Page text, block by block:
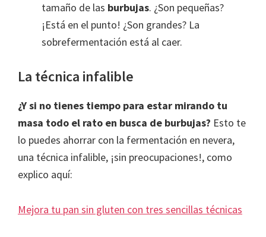
tamaño de las burbujas. ¿Son pequeñas?
¡Está en el punto! ¿Son grandes? La
sobrefermentación está al caer.
La técnica infalible
¿Y si no tienes tiempo para estar mirando tu
masa todo el rato en busca de burbujas? Esto te
lo puedes ahorrar con la fermentación en nevera,
una técnica infalible, ¡sin preocupaciones!, como
explico aquí:
Mejora tu pan sin gluten con tres sencillas técnicas